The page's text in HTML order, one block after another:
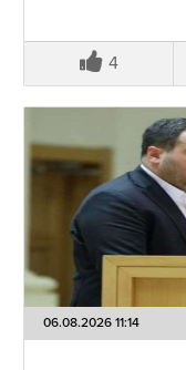
4
06.08.2026 11:14